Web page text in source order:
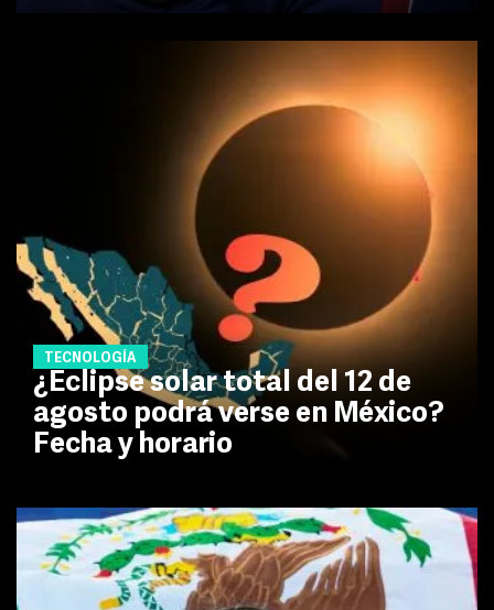
TECNOLOGÍA
¿Eclipse solar total del 12 de
agosto podrá verse en México?
Fecha y horario